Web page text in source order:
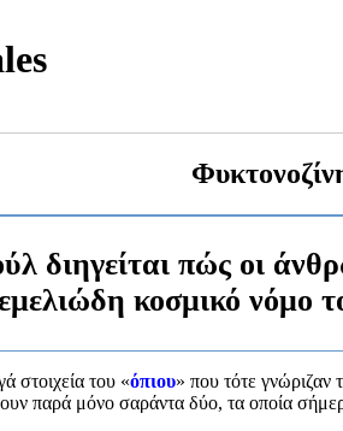
διηγείται πώς οι
κοσμικό νόμο
στοιχεία του «όπιου» που τότε γνώριζαν
παρά μόνο σαράντα δύο, τα οποία